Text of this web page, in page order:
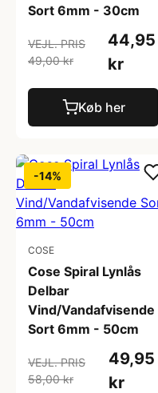
Sort 6mm - 30cm
VEJL. PRIS
49,00 kr
44,95
kr
Køb her
-14%
COSE
Cose Spiral Lynlås
Delbar
Vind/Vandafvisende
Sort 6mm - 50cm
VEJL. PRIS
58,00 kr
49,95
kr